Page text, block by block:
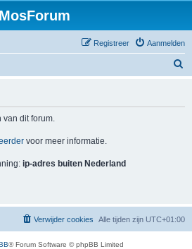
MosForum
Aanmelden
Registreer
van dit forum.
voor meer informatie.
ip-adres buiten Nederland
Alle tijden zijn UTC+01:00
Verwijder cookies
® Forum Software © phpBB Limited